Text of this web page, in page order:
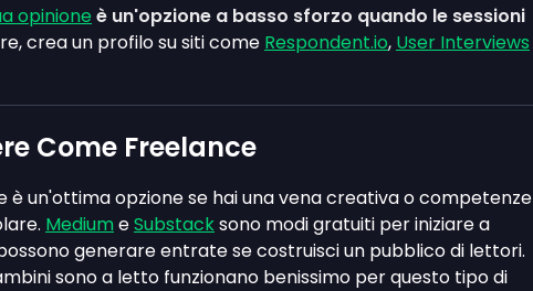
opinione è un'opzione a basso sforzo quando le sessioni
crea un profilo su siti come Respondent.io, User Interviews
Come Freelance
è un'ottima opzione se hai una vena creativa o competenze
MediumeSubstacksono modi gratuiti per iniziare a
generare entrate se costruisci un pubblico di lettori.
sono a letto funzionano benissimo per questo tipo di